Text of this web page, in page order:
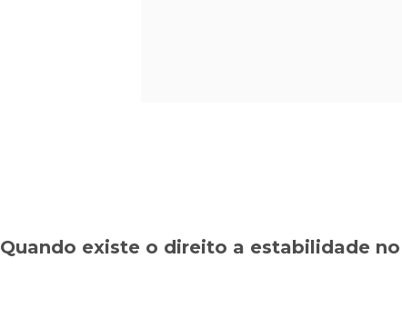
Quando existe o direito a estabilidade